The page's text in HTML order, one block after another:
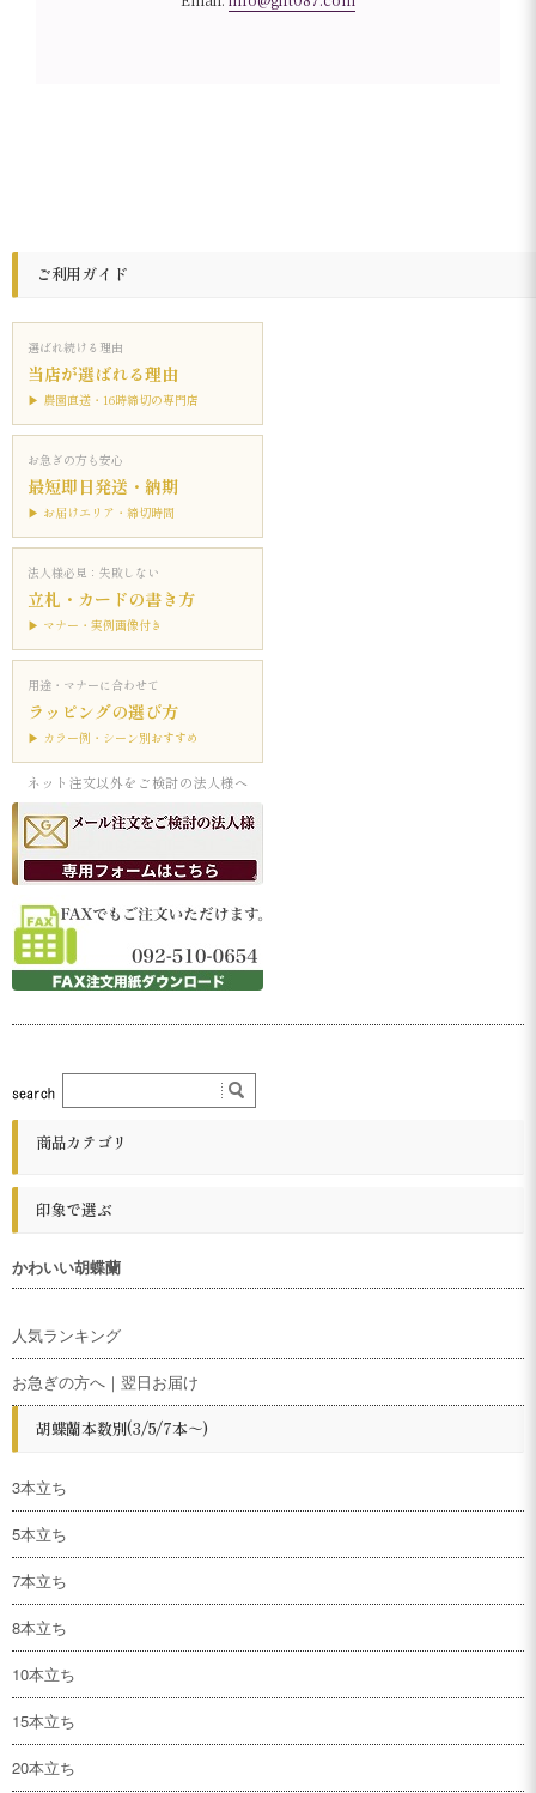
ご利用ガイド
選ばれ続ける理由
当店が選ばれる理由
▶ 農園直送・16時締切の専門店
お急ぎの方も安心
最短即日発送・納期
▶ お届けエリア・締切時間
法人様必見：失敗しない
立札・カードの書き方
▶ マナー・実例画像付き
用途・マナーに合わせて
ラッピングの選び方
▶ カラー例・シーン別おすすめ
ネット注文以外をご検討の法人様へ
商品カテゴリ
印象で選ぶ
かわいい胡蝶蘭
人気ランキング
お急ぎの方へ｜翌日お届け
胡蝶蘭本数別(3/5/7本～)
3本立ち
5本立ち
7本立ち
8本立ち
10本立ち
15本立ち
20本立ち